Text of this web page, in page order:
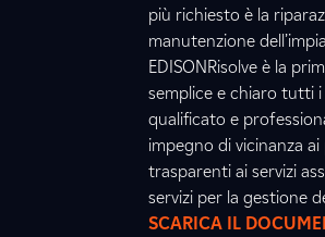
più richiesto è la
manutenzione
EDISONRisolve è la
semplice e chiaro tutti
qualificato e
impegno di vicinanza
trasparenti ai servizi
servizi per la gestione
SCARICA IL